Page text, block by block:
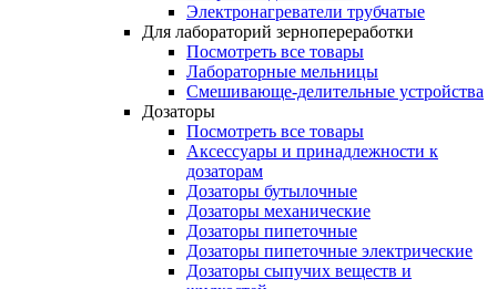
Электронагреватели трубчатые
Для лабораторий зернопереработки
Посмотреть все товары
Лабораторные мельницы
Смешивающе-делительные устройства
Дозаторы
Посмотреть все товары
Аксессуары и принадлежности к
дозаторам
Дозаторы бутылочные
Дозаторы механические
Дозаторы пипеточные
Дозаторы пипеточные электрические
Дозаторы сыпучих веществ и